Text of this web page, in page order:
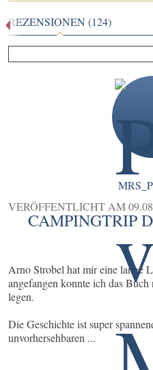
REZENSIONEN (124)
VERÖFFENTLICHT AM
CAMPINGTRIP
Arno Strobel hat mir eine lange
angefangen konnte ich das
legen.
Die Geschichte ist super
unvorhersehbaren ...